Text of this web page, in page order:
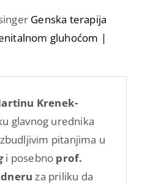
Genska terapija
gluhoćom |
Krenek-
glavnog urednika
pitanjima u
i posebno prof.
za priliku da